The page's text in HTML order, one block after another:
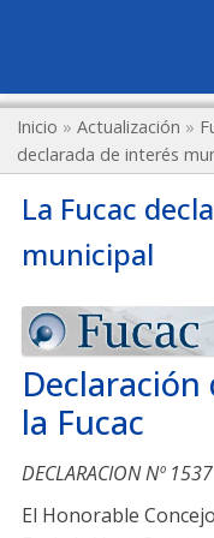
Inicio »Actualización »
declarada de interés
La Fucac
municipal
la Fucac
DECLARACION Nº 1537
El Honorable